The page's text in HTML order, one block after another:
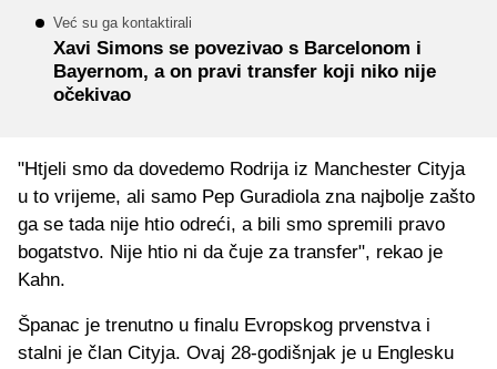
Već su ga kontaktirali
Xavi Simons se povezivao s Barcelonom i
Bayernom, a on pravi transfer koji niko nije
očekivao
"Htjeli smo da dovedemo Rodrija iz Manchester Cityja
u to vrijeme, ali samo Pep Guradiola zna najbolje zašto
ga se tada nije htio odreći, a bili smo spremili pravo
bogatstvo. Nije htio ni da čuje za transfer", rekao je
Kahn.
Španac je trenutno u finalu Evropskog prvenstva i
stalni je član Cityja. Ovaj 28-godišnjak je u Englesku